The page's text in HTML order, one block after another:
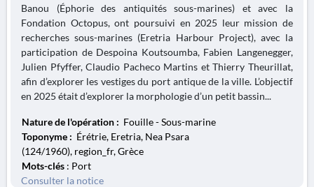
Banou (Éphorie des antiquités sous-marines) et avec la
Fondation Octopus, ont poursuivi en 2025 leur mission de
recherches sous-marines (Eretria Harbour Project), avec la
participation de Despoina Koutsoumba, Fabien Langenegger,
Julien Pfyffer, Claudio Pacheco Martins et Thierry Theurillat,
afin d’explorer les vestiges du port antique de la ville. L’objectif
en 2025 était d’explorer la morphologie d’un petit bassin...
Nature de l'opération : Fouille - Sous-marine
Toponyme : Érétrie, Eretria, Nea Psara
(124/1960), region_fr, Grèce
Mots-clés : Port
Consulter la notice